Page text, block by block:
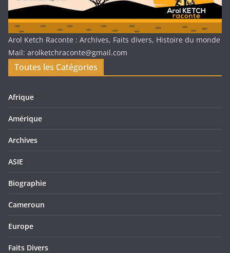
Arol Ketch Raconte : Archives, Faits divers, Histoire du monde
Mail: arolketchraconte@gmail.com
Toutes les Catégories
Afrique
Amérique
Archives
ASIE
Biographie
Cameroun
Europe
Faits Divers